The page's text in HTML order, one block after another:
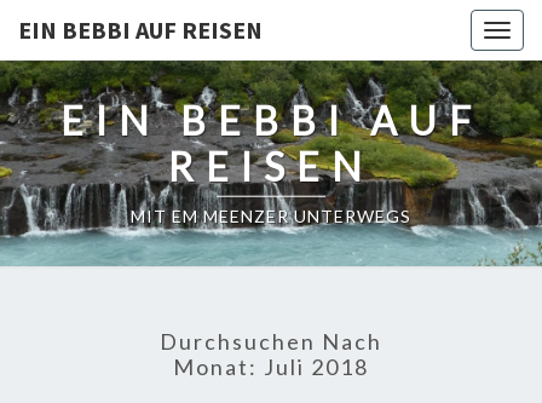
EIN BEBBI AUF REISEN
EIN BEBBI AUF
REISEN
MIT EM MEENZER UNTERWEGS
Durchsuchen Nach
Monat: Juli 2018